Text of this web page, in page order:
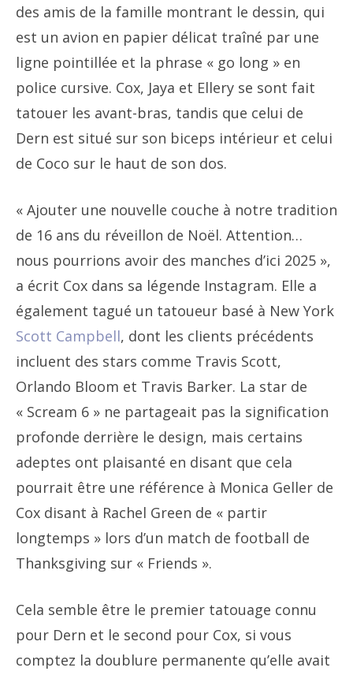
des amis de la famille montrant le dessin, qui
est un avion en papier délicat traîné par une
ligne pointillée et la phrase « go long » en
police cursive. Cox, Jaya et Ellery se sont fait
tatouer les avant-bras, tandis que celui de
Dern est situé sur son biceps intérieur et celui
de Coco sur le haut de son dos.
« Ajouter une nouvelle couche à notre tradition
de 16 ans du réveillon de Noël. Attention…
nous pourrions avoir des manches d’ici 2025 »,
a écrit Cox dans sa légende Instagram. Elle a
également tagué un tatoueur basé à New York
Scott Campbell, dont les clients précédents
incluent des stars comme Travis Scott,
Orlando Bloom et Travis Barker. La star de
« Scream 6 » ne partageait pas la signification
profonde derrière le design, mais certains
adeptes ont plaisanté en disant que cela
pourrait être une référence à Monica Geller de
Cox disant à Rachel Green de « partir
longtemps » lors d’un match de football de
Thanksgiving sur « Friends ».
Cela semble être le premier tatouage connu
pour Dern et le second pour Cox, si vous
comptez la doublure permanente qu’elle avait